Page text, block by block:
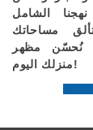
الشامل
مساحاتك
نُحسّن مظهر
منزلك اليوم!